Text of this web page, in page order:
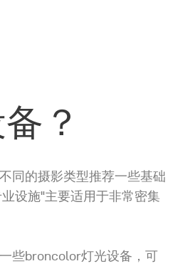
？
同的摄影类型推荐一些基础
设施"主要适用于非常密集
些broncolor灯光设备，可